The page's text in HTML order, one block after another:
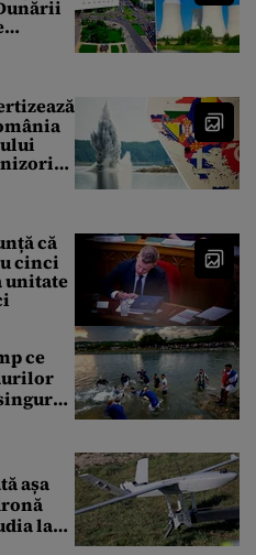
că
că
cinci
unitate
ce
așa
la